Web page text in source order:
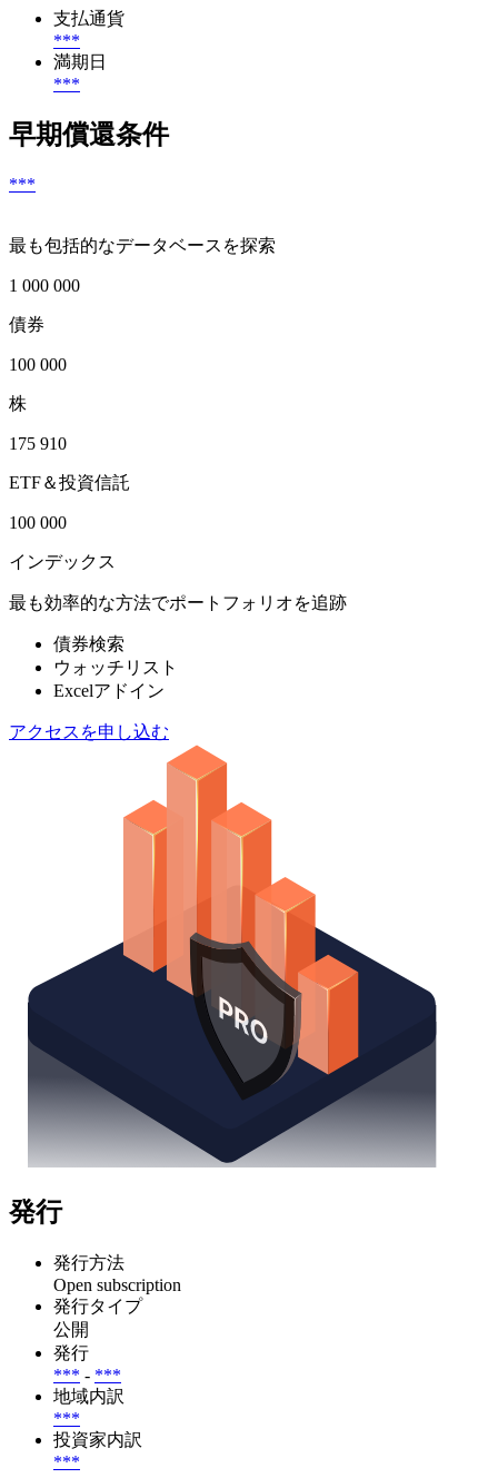
支払通貨
***
満期日
***
早期償還条件
***
最も包括的なデータベースを探索
1 000 000
債券
100 000
株
175 910
ETF＆投資信託
100 000
インデックス
最も効率的な方法でポートフォリオを追跡
債券検索
ウォッチリスト
Excelアドイン
アクセスを申し込む
発行
発行方法
Open subscription
発行タイプ
公開
発行
*** - ***
地域内訳
***
投資家内訳
***